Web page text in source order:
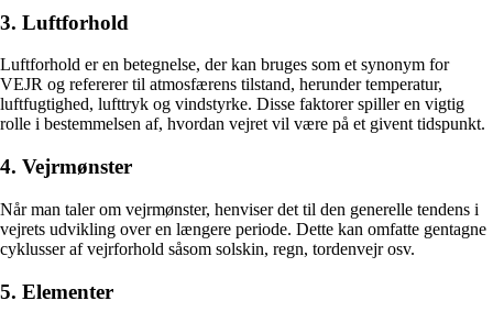
3. Luftforhold
Luftforhold er en betegnelse, der kan bruges som et synonym for
VEJR og refererer til atmosfærens tilstand, herunder temperatur,
luftfugtighed, lufttryk og vindstyrke. Disse faktorer spiller en vigtig
rolle i bestemmelsen af, hvordan vejret vil være på et givent tidspunkt.
4. Vejrmønster
Når man taler om vejrmønster, henviser det til den generelle tendens i
vejrets udvikling over en længere periode. Dette kan omfatte gentagne
cyklusser af vejrforhold såsom solskin, regn, tordenvejr osv.
5. Elementer